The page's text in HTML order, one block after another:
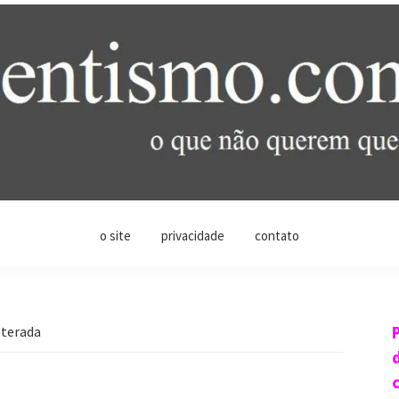
o site privacidade contato